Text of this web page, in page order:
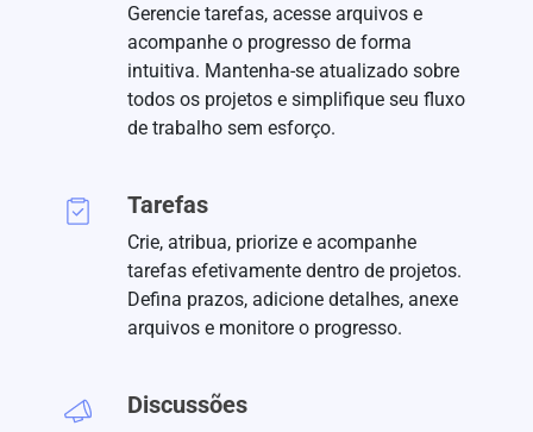
Gerencie tarefas, acesse arquivos e
acompanhe o progresso de forma
intuitiva. Mantenha-se atualizado sobre
todos os projetos e simplifique seu fluxo
de trabalho sem esforço.
Tarefas
Crie, atribua, priorize e acompanhe
tarefas efetivamente dentro de projetos.
Defina prazos, adicione detalhes, anexe
arquivos e monitore o progresso.
Discussões